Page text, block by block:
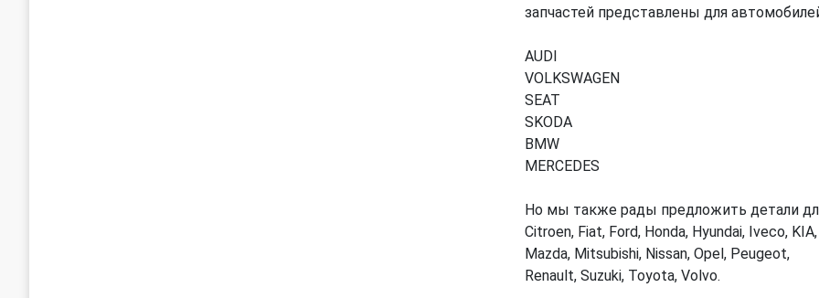
запчастей представлены для
AUDI
VOLKSWAGEN
SEAT
SKODA
BMW
MERCEDES
Но мы также рады предложить детали
Citroen, Fiat, Ford, Honda, Hyundai, Iveco, KIA,
Mazda, Mitsubishi, Nissan, Opel, Peugeot,
Renault, Suzuki, Toyota, Volvo.